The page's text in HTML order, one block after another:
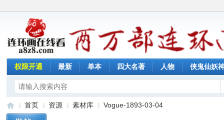
权限开通 最新 单本 四大名著 人物 侠鬼仙妖
首页 资源 素材库 Vogue-1893-03-04